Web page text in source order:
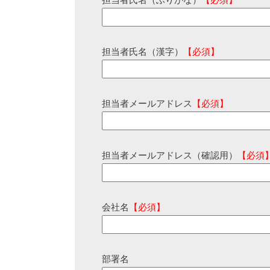
担当者氏名（漢字） 【必須】
担当者メールアドレス 【必須】
担当者メールアドレス（確認用） 【必須
会社名 【必須】
部署名